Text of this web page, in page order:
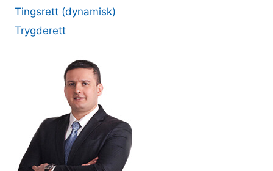
Tingsrett (dynamisk)
Trygderett